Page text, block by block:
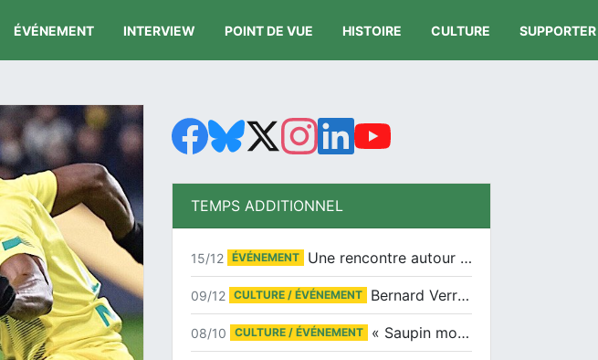
ÉVÉNEMENT INTERVIEW POINT DE VUE HISTOIRE CULTURE SUPPORTER
TEMPS ADDITIONNEL
15/12 ÉVÉNEMENT Une rencontre autour de Jean-Claude Suaudeau
09/12 CULTURE / ÉVÉNEMENT Bernard Verret en dédicaces le samedi 13 décembre à l’Espace Culturel Atlantis
08/10 CULTURE / ÉVÉNEMENT « Saupin mon amour » au salon du livre de Trentemoult